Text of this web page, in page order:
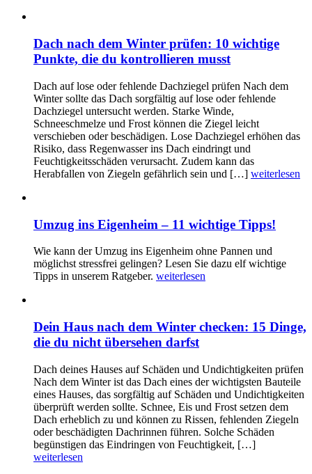
Dach nach dem Winter prüfen: 10 wichtige
Punkte, die du kontrollieren musst
Dach auf lose oder fehlende Dachziegel prüfen Nach dem
Winter sollte das Dach sorgfältig auf lose oder fehlende
Dachziegel untersucht werden. Starke Winde,
Schneeschmelze und Frost können die Ziegel leicht
verschieben oder beschädigen. Lose Dachziegel erhöhen das
Risiko, dass Regenwasser ins Dach eindringt und
Feuchtigkeitsschäden verursacht. Zudem kann das
Herabfallen von Ziegeln gefährlich sein und […] weiterlesen
Umzug ins Eigenheim – 11 wichtige Tipps!
Wie kann der Umzug ins Eigenheim ohne Pannen und
möglichst stressfrei gelingen? Lesen Sie dazu elf wichtige
Tipps in unserem Ratgeber. weiterlesen
Dein Haus nach dem Winter checken: 15 Dinge,
die du nicht übersehen darfst
Dach deines Hauses auf Schäden und Undichtigkeiten prüfen
Nach dem Winter ist das Dach eines der wichtigsten Bauteile
eines Hauses, das sorgfältig auf Schäden und Undichtigkeiten
überprüft werden sollte. Schnee, Eis und Frost setzen dem
Dach erheblich zu und können zu Rissen, fehlenden Ziegeln
oder beschädigten Dachrinnen führen. Solche Schäden
begünstigen das Eindringen von Feuchtigkeit, […]
weiterlesen